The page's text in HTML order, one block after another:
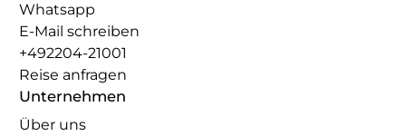
Whatsapp
E-Mail schreiben
+492204-21001
Reise anfragen
Unternehmen
Über uns